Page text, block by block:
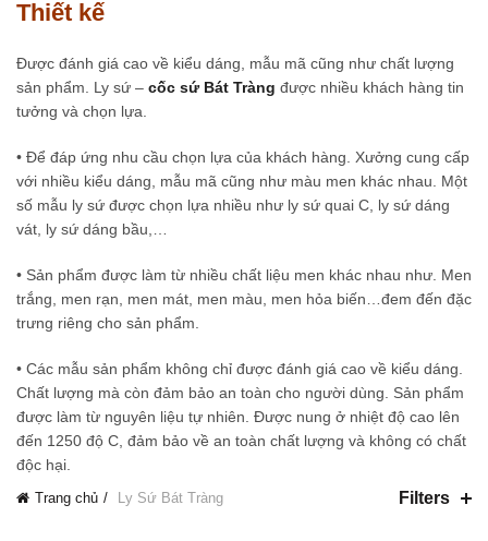
Thiết kế
Được đánh giá cao về kiểu dáng, mẫu mã cũng như chất lượng
sản phẩm. Ly sứ – cốc sứ Bát Tràng được nhiều khách hàng tin
tưởng và chọn lựa.
• Để đáp ứng nhu cầu chọn lựa của khách hàng. Xưởng cung cấp
với nhiều kiểu dáng, mẫu mã cũng như màu men khác nhau. Một
số mẫu ly sứ được chọn lựa nhiều như ly sứ quai C, ly sứ dáng
vát, ly sứ dáng bầu,…
• Sản phẩm được làm từ nhiều chất liệu men khác nhau như. Men
trắng, men rạn, men mát, men màu, men hỏa biến…đem đến đặc
trưng riêng cho sản phẩm.
• Các mẫu sản phẩm không chỉ được đánh giá cao về kiểu dáng.
Chất lượng mà còn đảm bảo an toàn cho người dùng. Sản phẩm
được làm từ nguyên liệu tự nhiên. Được nung ở nhiệt độ cao lên
đến 1250 độ C, đảm bảo về an toàn chất lượng và không có chất
độc hại.
Trang chủ Ly Sứ Bát Tràng Filters